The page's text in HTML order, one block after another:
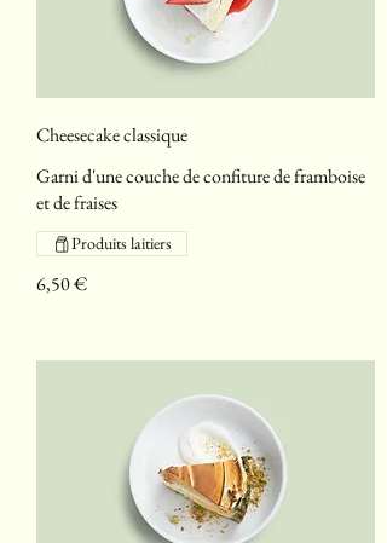
Cheesecake classique
Garni d'une couche de confiture de framboise
et de fraises
6,50 €
Produits laitiers